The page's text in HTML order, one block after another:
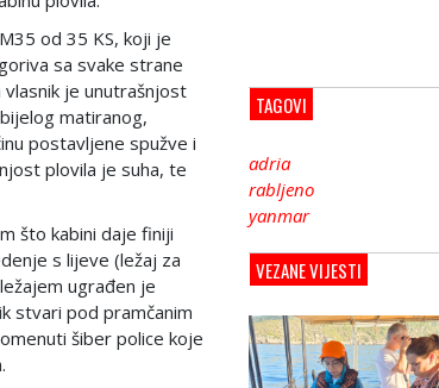
od 35 KS, koji je
sa svake strane
je unutrašnjost
matiranog,
postavljene spužve i
plovila je suha, te
što kabini daje finiji
s lijeve (ležaj za
ugrađen je
stvari pod pramčanim
šiber police koje
TAGOVI
adria
rabljeno
yanmar
VEZANE VIJESTI